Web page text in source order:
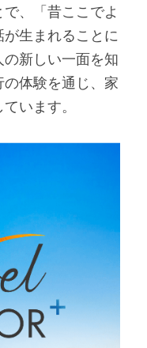
、「昔ここでよ
生まれることに
新しい一面を知
体験を通じ、家
います。